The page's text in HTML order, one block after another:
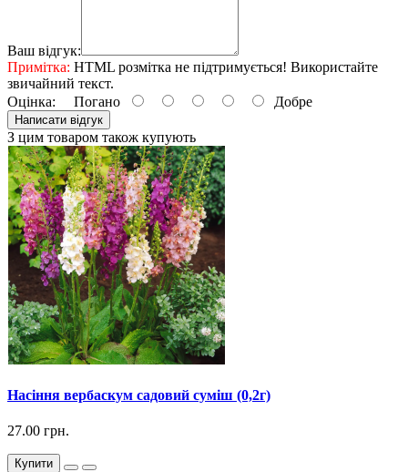
Ваш відгук:
Примітка: HTML розмітка не підтримується! Використайте
звичайний текст.
Оцінка: Погано Добре
Написати відгук
З цим товаром також купують
Насіння вербаскум садовий суміш (0,2г)
27.00 грн.
Купити